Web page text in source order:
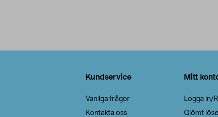
Kundservice
Vanliga frågor
Kontakta oss
Mitt
Logga in/
Glömt